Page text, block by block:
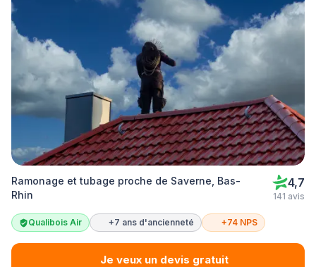
Ramonage et tubage proche de Saverne, Bas-
Rhin
4,7
141 avis
Qualibois Air +7 ans d'ancienneté +74 NPS
Je veux un devis gratuit